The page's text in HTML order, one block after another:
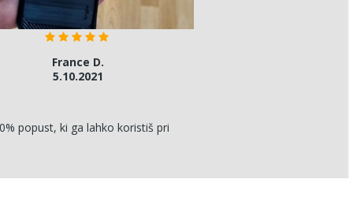
France D.
5.10.2021
popust, ki ga lahko koristiš pri